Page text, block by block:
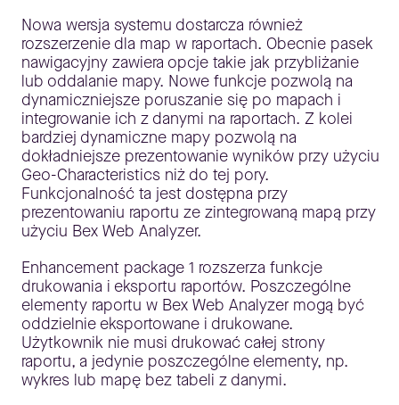
Nowa wersja systemu dostarcza również
rozszerzenie dla map w raportach. Obecnie pasek
nawigacyjny zawiera opcje takie jak przybliżanie
lub oddalanie mapy. Nowe funkcje pozwolą na
dynamiczniejsze poruszanie się po mapach i
integrowanie ich z danymi na raportach. Z kolei
bardziej dynamiczne mapy pozwolą na
dokładniejsze prezentowanie wyników przy użyciu
Geo-Characteristics niż do tej pory.
Funkcjonalność ta jest dostępna przy
prezentowaniu raportu ze zintegrowaną mapą przy
użyciu Bex Web Analyzer.
Enhancement package 1 rozszerza funkcje
drukowania i eksportu raportów. Poszczególne
elementy raportu w Bex Web Analyzer mogą być
oddzielnie eksportowane i drukowane.
Użytkownik nie musi drukować całej strony
raportu, a jedynie poszczególne elementy, np.
wykres lub mapę bez tabeli z danymi.